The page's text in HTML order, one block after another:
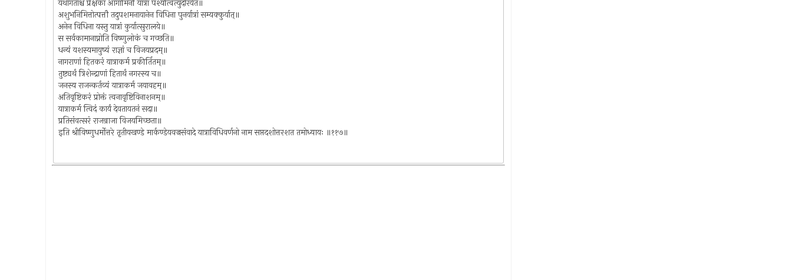
यथागताश्च प्रेक्षका आगामिनीं यात्रां पश्यंत्वित्युदीरयेत॥
अशुभनिमित्तोत्पत्तौ तदुपशमनायानेन विधिना पुनर्यात्रां सम्यक्कुर्यात्॥
अनेन विधिना यस्तु यात्रां कुर्यात्सुरालये॥
स सर्वकामानाप्नोति विष्णुलोकं च गच्छति॥
धन्यं यशस्यमायुष्यं राज्ञां च विजयप्रदम्॥
नागराणां हितकरं यात्राकर्म प्रकीर्तितम्॥
तुष्ट्यर्थं त्रिशेन्द्राणां हितार्थं नगरस्य च॥
जनस्य राजन्कर्तव्यं यात्राकर्म जयावहम्॥
अतिवृष्टिकरं प्रोक्तं त्वनावृष्टिविनाशनम्॥
यात्राकर्म त्विदं कार्यं देवतायतनं सदा॥
प्रतिसंवत्सरं राजन्राजा विजयमिच्छता॥
इति श्रीविष्णुधर्मोत्तरे तृतीयखण्डे मार्कण्डेयवज्रसंवादे यात्राविधिवर्णनो नाम सप्तदशोत्तरशत तमोध्यायः ॥११७॥